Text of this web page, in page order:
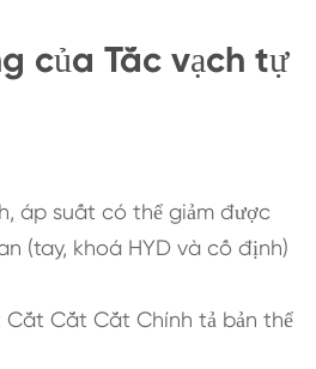
của Tắc vạch tự
áp suất có thể giảm được
(tay, khoá HYD và cố định)
Cắt Cắt Chính tả bản thể